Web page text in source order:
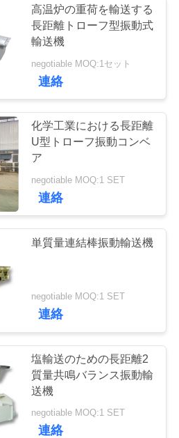
別するタ
送機
クリーン
91
高温炉の重荷を輸送する
長距離トローフ型振動式
輸送機
negotiable MOQ:1セット
連絡
化学工業における長距離
U型トローフ振動コンベ
ア
negotiable MOQ:1 SET
連絡
単質量連結棒振動輸送機
negotiable MOQ:1 SET
連絡
塩輸送のための長距離2
質量共鳴バランス振動輸
送機
negotiable MOQ:1 SET
連絡